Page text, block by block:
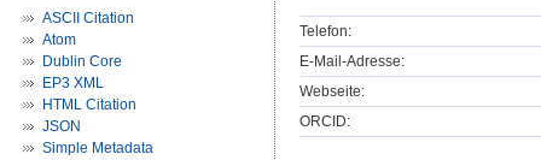
ASCII Citation
Atom
Dublin Core
EP3 XML
HTML Citation
JSON
Simple Metadata
Telefon:
E-Mail-Adresse:
Webseite:
ORCID: